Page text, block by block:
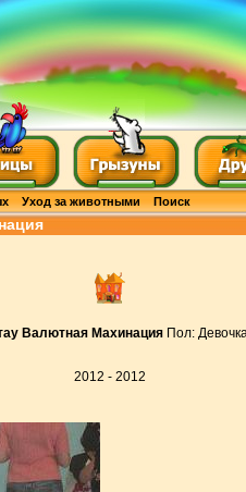
Уход за животными Поиск
Валютная Махинация Пол:
2012 - 2012